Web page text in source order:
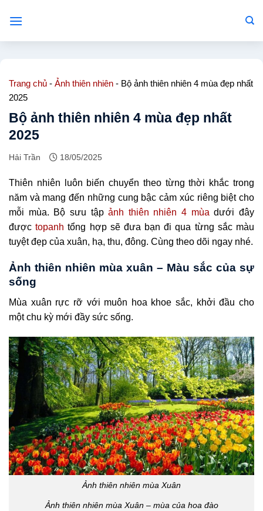
qua
Trang chủ - Ảnh thiên nhiên - Bộ ảnh thiên nhiên 4 mùa đẹp nhất
2025
Bộ ảnh thiên nhiên 4 mùa đẹp nhất
2025
Hải Trần 18/05/2025
Thiên nhiên luôn biến chuyển theo từng thời khắc trong
năm và mang đến những cung bậc cảm xúc riêng biệt cho
mỗi mùa. Bộ sưu tậpảnh thiên nhiên 4 mùa dưới đây
đượctopanh tổng hợp sẽ đưa bạn đi qua từng sắc màu
tuyệt đẹp của xuân, hạ, thu, đông. Cùng theo dõi ngay nhé.
Ảnh thiên nhiên mùa xuân – Màu sắc của sự
sống
Mùa xuân rực rỡ với muôn hoa khoe sắc, khởi đầu cho
một chu kỳ mới đầy sức sống.
Ảnh thiên nhiên mùa Xuân
Ảnh thiên nhiên mùa Xuân – mùa của hoa đào